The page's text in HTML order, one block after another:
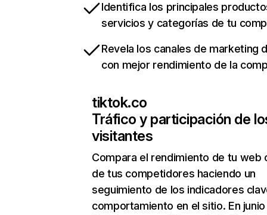
Identifica los principales
servicios y categorías de tu
Revela los canales de marketing
con mejor rendimiento de la
tiktok.co
Tráfico y participación de
visitantes
Compara el rendimiento de tu web
de tus competidores haciendo un
seguimiento de los indicadores
comportamiento en el sitio. En junio